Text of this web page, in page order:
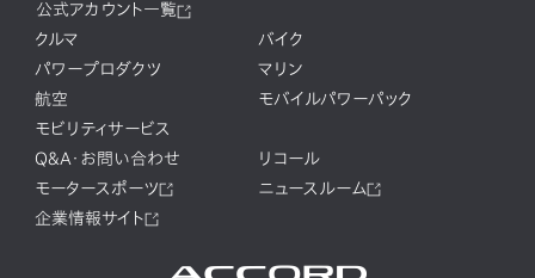
公式アカウント一覧
クルマ
バイク
パワープロダクツ
マリン
航空
モバイルパワーパック
モビリティサービス
Q&A・お問い合わせ
リコール
モータースポーツ
ニュースルーム
企業情報サイト